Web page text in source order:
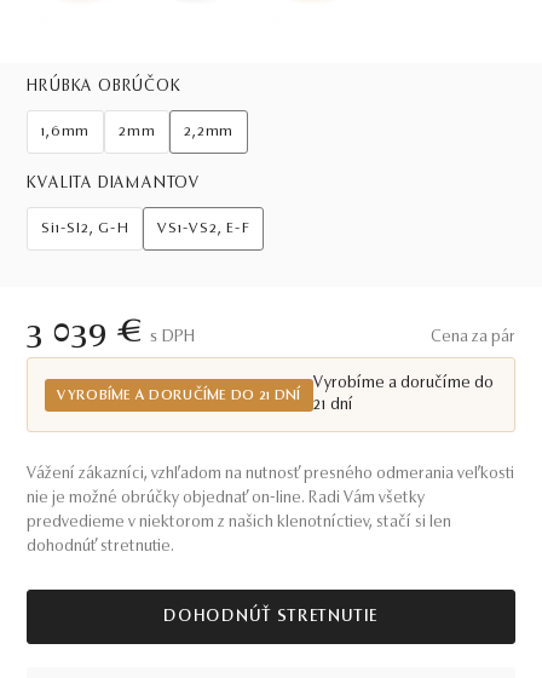
HRÚBKA OBRÚČOK
1,6mm 2mm 2,2mm
KVALITA DIAMANTOV
Si1-SI2, G-H VS1-VS2, E-F
3 039 € S DPH Cena za pár
VYROBÍME A DORUČÍME DO 21 DNÍ
Vyrobíme a doručíme do
21 dní
Vážení zákazníci, vzhľadom na nutnosť presného odmerania veľkosti
nie je možné obrúčky objednať on-line. Radi Vám všetky
predvedieme v niektorom z našich klenotníctiev, stačí si len
dohodnúť stretnutie.
DOHODNÚŤ STRETNUTIE